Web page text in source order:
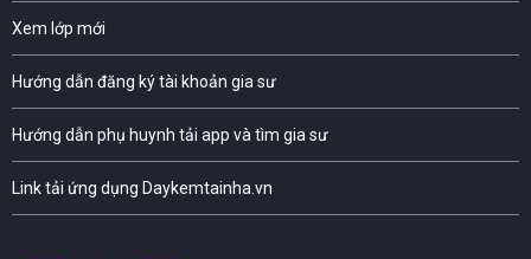
Xem lớp mới
Hướng dẫn đăng ký tài khoản gia sư
Hướng dẫn phụ huynh tải app và tìm gia sư
Link tải ứng dụng Daykemtainha.vn